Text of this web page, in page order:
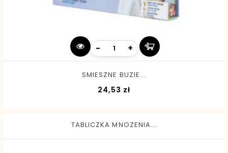
- +
SMIESZNE BUZIE...
24,53 złCena
TABLICZKA MNOZENIA...